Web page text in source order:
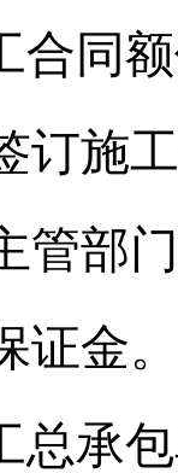
合同
订施
管部
证金。
总承